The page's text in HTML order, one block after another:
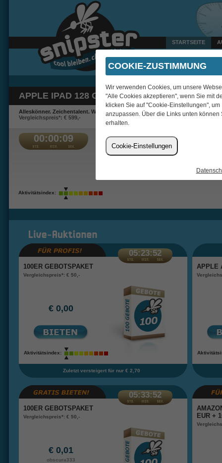
STARTSEITE
Heute um 10:19 Uhr
APPLE IPAD 128 GB WIFI BLAU
Alleskönner. Zeichentalent. Wunderding.
Vergleichspreis*: € 599,-
00:00:09 € 3,61
Aktivitätsindex:
05:23:52
100ER GEBOTSPAKET
Vergleichspreis*: € 50,-
€ 0,00
Aktivitätsindex:
Zuletzt versteigert für nur € 2,70
APPLE
05:33:52
100ER GEBOTSPAKET
Vergleichspreis*: € 50,-
€ 0,01
obscura333
EUR +
COOKIE-ZUSTIMMUNG
Wir verwenden Cookies, um unsere
"Alle Cookies akzeptieren", wenn Sie mit
klicken Sie auf "Cookie-Einstellungen",
anzupassen. Über die Links unten
erhalten.
Cookie-Einstellungen